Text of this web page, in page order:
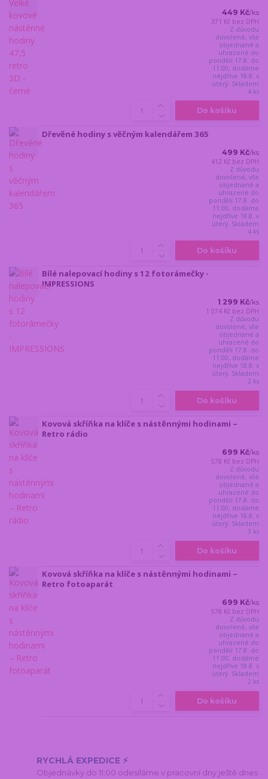
449 Kč/ks
371 Kč bez DPH
Z důvodu
dovolené, vše
objednané a
uhrazené do
pondělí 17.8. do
11:00, dodáme
nejdříve 18.8. v
úterý. Skladem
4 ks
Do košíku
Dřevěné hodiny s věčným kalendářem 365
499 Kč/ks
412 Kč bez DPH
Z důvodu
dovolené, vše
objednané a
uhrazené do
pondělí 17.8. do
11:00, dodáme
nejdříve 18.8. v
úterý. Skladem
4 ks
Do košíku
Bílé nalepovací hodiny s 12 fotorámečky -
IMPRESSIONS
1 299 Kč/ks
1 074 Kč bez DPH
Z důvodu
dovolené, vše
objednané a
uhrazené do
pondělí 17.8. do
11:00, dodáme
nejdříve 18.8. v
úterý. Skladem
2 ks
Do košíku
Kovová skříňka na klíče s nástěnnými hodinami –
Retro rádio
699 Kč/ks
578 Kč bez DPH
Z důvodu
dovolené, vše
objednané a
uhrazené do
pondělí 17.8. do
11:00, dodáme
nejdříve 18.8. v
úterý. Skladem
3 ks
Do košíku
Kovová skříňka na klíče s nástěnnými hodinami –
Retro fotoaparát
699 Kč/ks
578 Kč bez DPH
Z důvodu
dovolené, vše
objednané a
uhrazené do
pondělí 17.8. do
11:00, dodáme
nejdříve 18.8. v
úterý. Skladem
2 ks
Do košíku
RYCHLÁ EXPEDICE ⚡
Objednávky do 11:00 odesíláme v pracovní dny ještě dnes